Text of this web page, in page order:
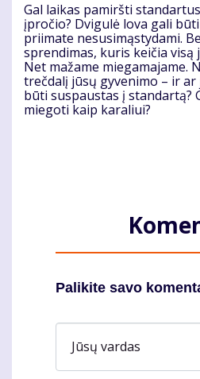
Gal laikas pamiršti
įpročio? Dvigulė lova gali
priimate nesusimąstydami.
sprendimas, kuris keičia visą
Net mažame miegamajame.
trečdalį jūsų gyvenimo – ir
būti suspaustas į standartą?
miegoti kaip karaliui?
Palikite savo
Jūsų vardas